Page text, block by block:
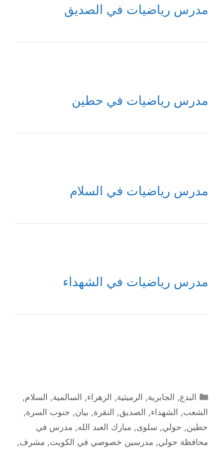
مدرس رياضيات في الصديق
مدرس رياضيات في حطين
مدرس رياضيات في السلام
مدرس رياضيات في الشهداء
التصنيفات
البدع, الجابرية, الرميثية, الزهراء, السالمية, السلام,
الشعب, الشهداء, الصديق, النقرة, بيان, جنوب السرة,
حطين, حولي, سلوى, مبارك العبد الله, مدرس في
محافظة حولي, مدرسين خصوصي في الكويت, مشرف,